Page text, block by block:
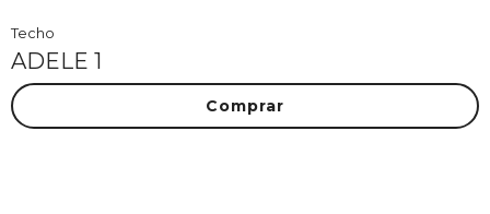
Techo
ADELE 1
Comprar